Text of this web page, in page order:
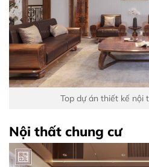
Top dự án thiết kế nội
Nội thất chung cư